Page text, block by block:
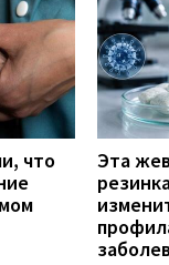
что
Эта